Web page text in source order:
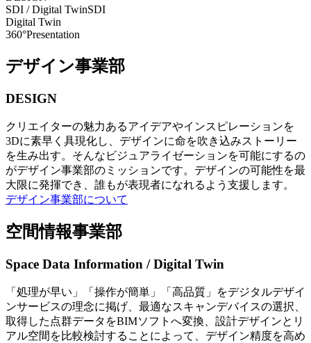
SDI / Digital TwinSDI
Digital Twin
360°Presentation
デザイン事業部
DESIGN
クリエイターの魅力あるアイデアやインスピレーションを
3Dに素早く具現化し、デザインに命を吹き込みストーリー
を生み出す。そんなビジュアライゼーションを可能にするの
がデザイン事業部のミッションです。デザインの可能性を最
大限に発揮でき、誰もが表現者になれるよう支援します。
デザイン事業部について
空間情報事業部
Space Data Information / Digital Twin
「処理が早い」「操作が簡単」「高品質」をデジタルデザイ
ンサービスの理念に掲げ、最適なスキャンデバイスの選択、
取得した点群データをBIMソフトへ変換、設計デザインとリ
アル空間を比較検討することによって、デザイン精度を高め